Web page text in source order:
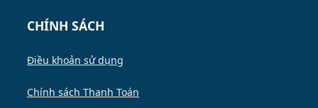
CHÍNH SÁCH
Điều khoản sử dụng
Chính sách Thanh Toán